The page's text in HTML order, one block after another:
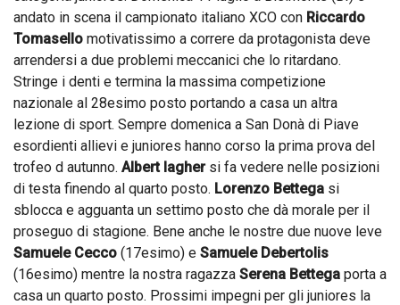
andato in scena il campionato italiano XCO con Riccardo
Tomasello motivatissimo a correre da protagonista deve
arrendersi a due problemi meccanici che lo ritardano.
Stringe i denti e termina la massima competizione
nazionale al 28esimo posto portando a casa un altra
lezione di sport. Sempre domenica a San Donà di Piave
esordienti allievi e juniores hanno corso la prima prova del
trofeo d autunno. Albert Iaghersi fa vedere nelle posizioni
di testa finendo al quarto posto. Lorenzo Bettega si
sblocca e agguanta un settimo posto che dà morale per il
proseguo di stagione. Bene anche le nostre due nuove leve
Samuele Cecco (17esimo) e Samuele Debertolis
(16esimo) mentre la nostra ragazza Serena Bettega porta a
casa un quarto posto. Prossimi impegni per gli juniores la